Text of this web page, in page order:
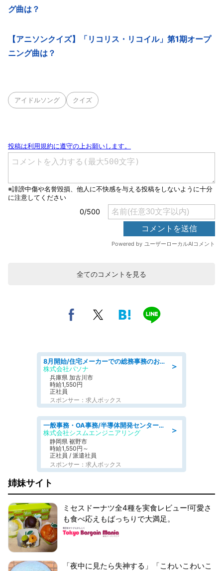
グ曲は？
【アニソンクイズ】「リコリス・リコイル」第1期オープ
ニング曲は？
アイドルソング クイズ
全てのコメントを見る
＞
8月開始/住宅メーカーでの総務事務のお仕事/駅近/即日勤務可/一般事務/人事労務
株式会社パソナ
兵庫県 加古川市
時給1,550円
正社員
スポンサー：求人ボックス
＞
一般事務・OA事務/半導体開発センター内で事務&軽作業スタッフ、募集
株式会社シスムエンジニアリング
静岡県 裾野市
時給1,550円～
正社員 / 派遣社員
スポンサー：求人ボックス
姉妹サイト
ミセスドーナツ全4種を実食レビュー!可愛さ
も食べ応えもばっちりで大満足。
「夜中に見たら失神する」「こわいこわいこ